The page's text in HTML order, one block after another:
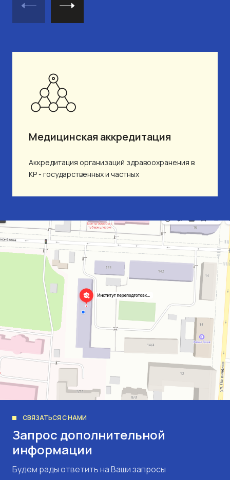
Медицинская аккредитация
Аккредитация организаций здравоохранения в
КР - государственных и частных
СВЯЗАТЬСЯ С НАМИ
Запрос дополнительной
информации
Будем рады ответить на Ваши запросы